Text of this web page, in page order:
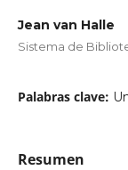
Jean van Halle
Sistema de
Palabras clave:
Resumen